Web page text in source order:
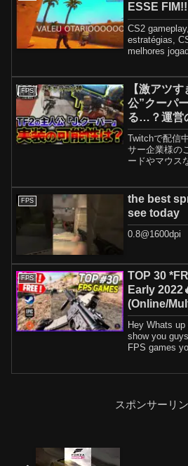
ESSE
CS2
estratégias,
melhores
FPS
【激アツ
公”クーパ
る…？運営
を解説！
Twitchで配信
サー企業様の
ードやマウス
FPS
the best
see today
0.8@1600dpi
FPS
TOP 30
Early
(Online/
Hey Whats
show you
FPS games
スポンサーリ